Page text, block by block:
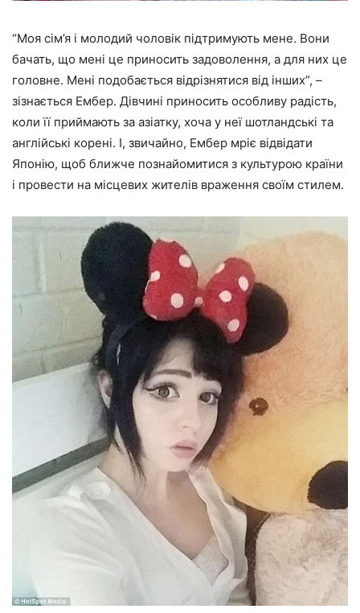
“Моя сім’я і молодий чоловік підтримують мене. Вони
бачать, що мені це приносить задоволення, а для них це
головне. Мені подобається відрізнятися від інших”, –
зізнається Ембер. Дівчині приносить особливу радість,
коли її приймають за азіатку, хоча у неї шотландські та
англійські корені. І, звичайно, Ембер мріє відвідати
Японію, щоб ближче познайомитися з культурою країни
і провести на місцевих жителів враження своїм стилем.